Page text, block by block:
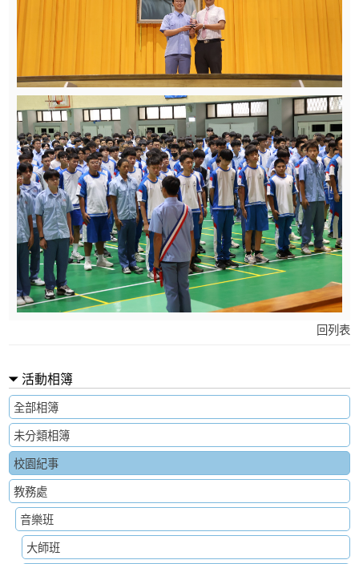
回列表
活動相簿
全部相簿
未分類相簿
校園紀事
教務處
音樂班
大師班